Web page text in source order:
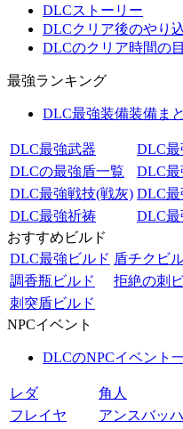
DLCストーリー
DLCクリア後のやり
DLCのクリア時間の
最強ランキング
DLC最強装備装備ま
DLC最強武器
DLC
DLCの最強盾一覧
DLC最
DLC最強戦技(戦灰) DLC
DLC最強祈祷
DLC最
おすすめビルド
DLC最強ビルド 盾チクビ
調香瓶ビルド
拒絶の刺
刺突盾ビルド
NPCイベント
DLCのNPCイベント
レダ
角人
フレイヤ
アンスバッハ